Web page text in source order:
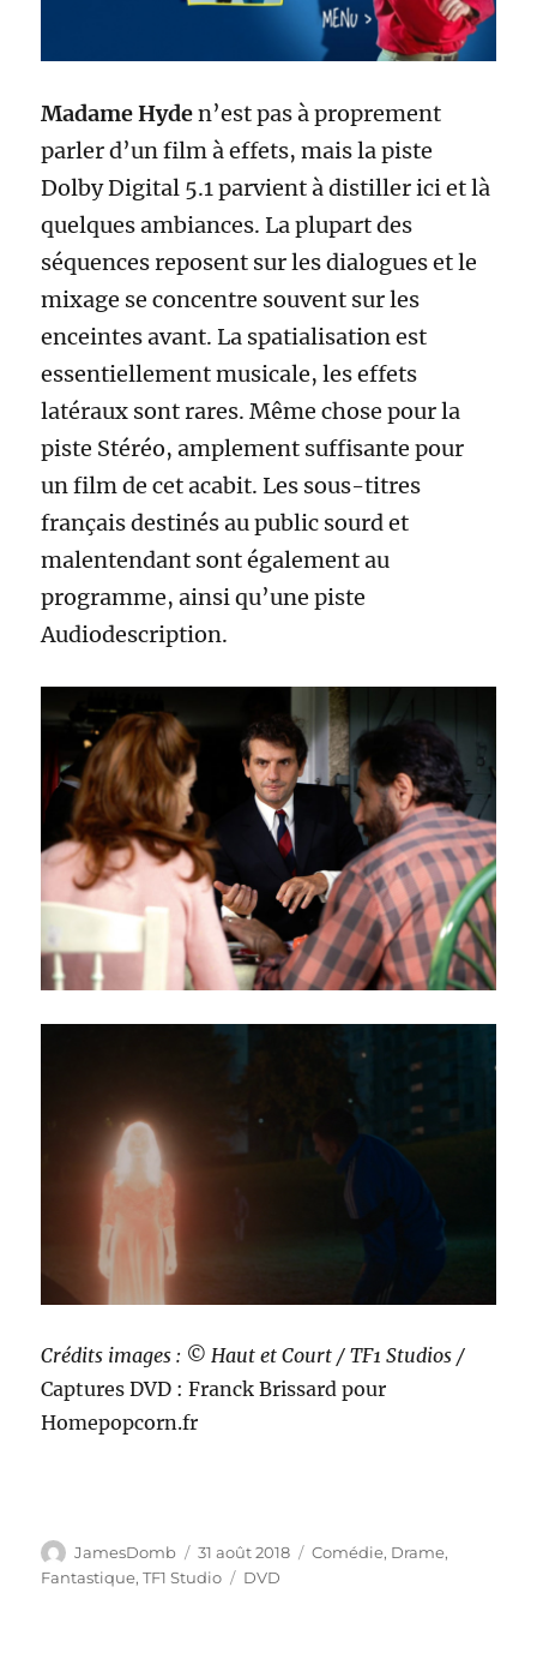
Madame Hyden’est pas à proprement
parler d’un film à effets, mais la piste
Dolby Digital 5.1 parvient à distiller ici et là
quelques ambiances. La plupart des
séquences reposent sur les dialogues et le
mixage se concentre souvent sur les
enceintes avant. La spatialisation est
essentiellement musicale, les effets
latéraux sont rares. Même chose pour la
piste Stéréo, amplement suffisante pour
un film de cet acabit. Les sous-titres
français destinés au public sourd et
malentendant sont également au
programme, ainsi qu’une piste
Audiodescription.
Crédits images : © Haut et Court / TF1 Studios /
Captures DVD : Franck Brissard pour
Homepopcorn.fr
Auteur
JamesDomb
Publié
le
31 août 2018 Catégories
Comédie, Drame,
Fantastique,TF1 Studio Étiquettes
DVD